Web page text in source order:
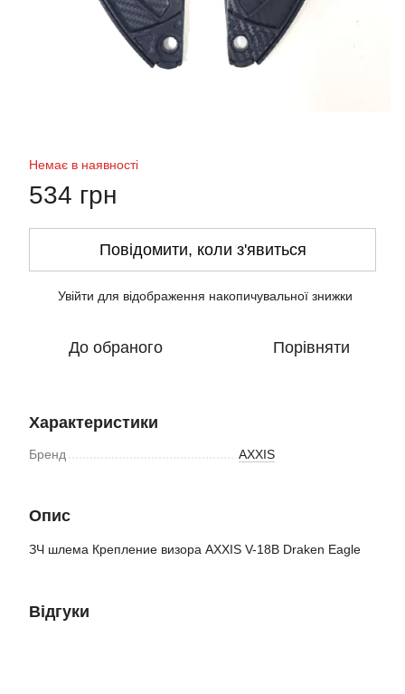
Немає в наявності
534 грн
Повідомити, коли з'явиться
Увійти для відображення накопичувальної знижки
До обраного Порівняти
Характеристики
Бренд AXXIS
Опис
ЗЧ шлема Крепление визора AXXIS V-18B Draken Eagle
Відгуки